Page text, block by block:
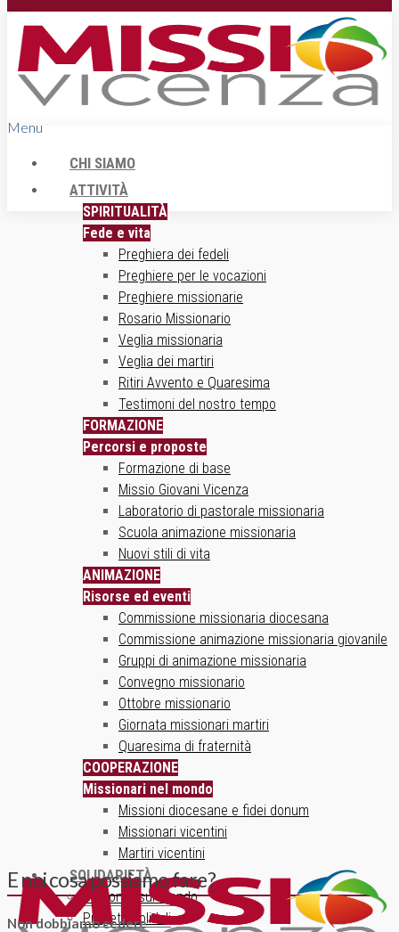
Menu
CHI SIAMO
ATTIVITÀ
SPIRITUALITÀ
Fede e vita
Preghiera dei fedeli
Preghiere per le vocazioni
Preghiere missionarie
Rosario Missionario
Veglia missionaria
Veglia dei martiri
Ritiri Avvento e Quaresima
Testimoni del nostro tempo
FORMAZIONE
Percorsi e proposte
Formazione di base
Missio Giovani Vicenza
Laboratorio di pastorale missionaria
Scuola animazione missionaria
Nuovi stili di vita
ANIMAZIONE
Risorse ed eventi
Commissione missionaria diocesana
Commissione animazione missionaria giovanile
Gruppi di animazione missionaria
Convegno missionario
Ottobre missionario
Giornata missionari martiri
Quaresima di fraternità
COOPERAZIONE
Missionari nel mondo
Missioni diocesane e fidei donum
Missionari vicentini
Martiri vicentini
SOLIDARIETÀ
Un ponte sul mondo
Progetti solidali
E noi cosa possiamo fare?
Non dobbiamo cedere